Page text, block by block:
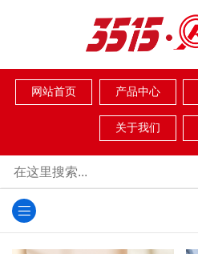
网站首页 产品中心
关于我们